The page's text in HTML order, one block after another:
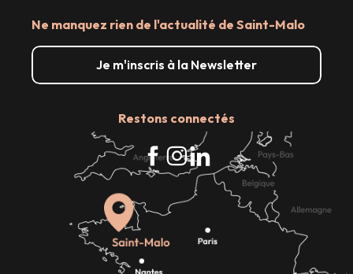
Ne manquez rien de l'actualité de Saint-Malo
Je m'inscris à la Newsletter
Restons connectés